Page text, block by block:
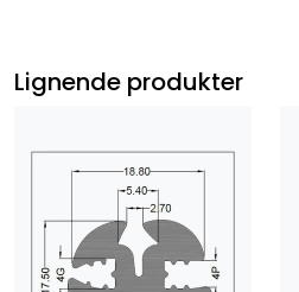
Lignende produkter